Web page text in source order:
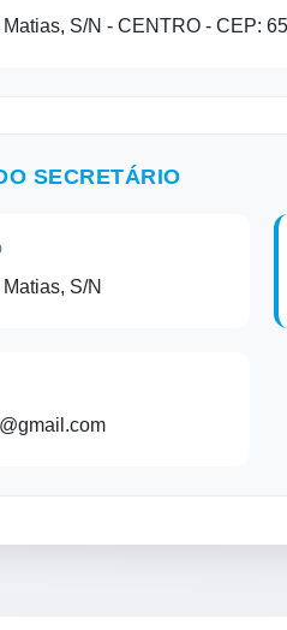
S/N - CENTRO - CEP:
SECRETÁRIO
S/N